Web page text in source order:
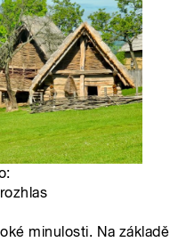
minulosti. Na základě